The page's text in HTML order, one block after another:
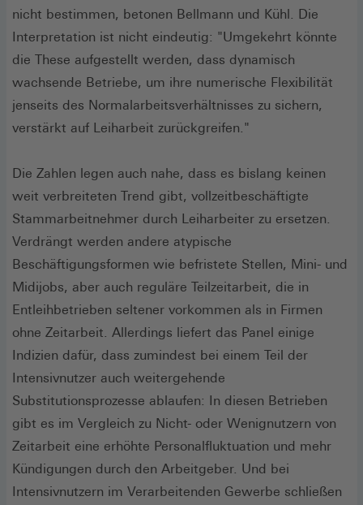
nicht bestimmen, betonen Bellmann und Kühl. Die
Interpretation ist nicht eindeutig: "Umgekehrt könnte
die These aufgestellt werden, dass dynamisch
wachsende Betriebe, um ihre numerische Flexibilität
jenseits des Normalarbeitsverhältnisses zu sichern,
verstärkt auf Leiharbeit zurückgreifen."
Die Zahlen legen auch nahe, dass es bislang keinen
weit verbreiteten Trend gibt, vollzeitbeschäftigte
Stammarbeitnehmer durch Leiharbeiter zu ersetzen.
Verdrängt werden andere atypische
Beschäftigungsformen wie befristete Stellen, Mini- und
Midijobs, aber auch reguläre Teilzeitarbeit, die in
Entleihbetrieben seltener vorkommen als in Firmen
ohne Zeitarbeit. Allerdings liefert das Panel einige
Indizien dafür, dass zumindest bei einem Teil der
Intensivnutzer auch weitergehende
Substitutionsprozesse ablaufen: In diesen Betrieben
gibt es im Vergleich zu Nicht- oder Wenignutzern von
Zeitarbeit eine erhöhte Personalfluktuation und mehr
Kündigungen durch den Arbeitgeber. Und bei
Intensivnutzern im Verarbeitenden Gewerbe schließen